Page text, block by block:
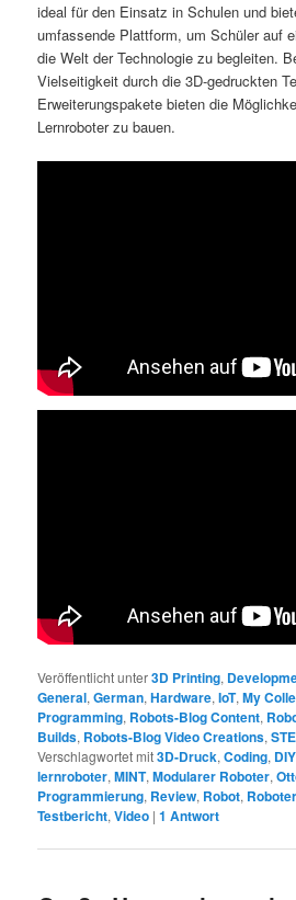
ideal für den Einsatz in Schulen und
umfassende Plattform, um Schüler auf
die Welt der Technologie zu begleiten.
Vielseitigkeit durch die 3D-gedruckten
Erweiterungspakete bieten die
Lernroboter zu bauen.
Veröffentlicht unter3D Printing,
General,German,Hardware,IoT,My
Programming, Robots-Blog Content,
Builds, Robots-Blog Video Creations,
Verschlagwortet mit3D-Druck,Coding, DIY
lernroboter,MINT,Modularer Roboter,
Programmierung, Review, Robot, Roboter
Testbericht,Video |1 Antwort